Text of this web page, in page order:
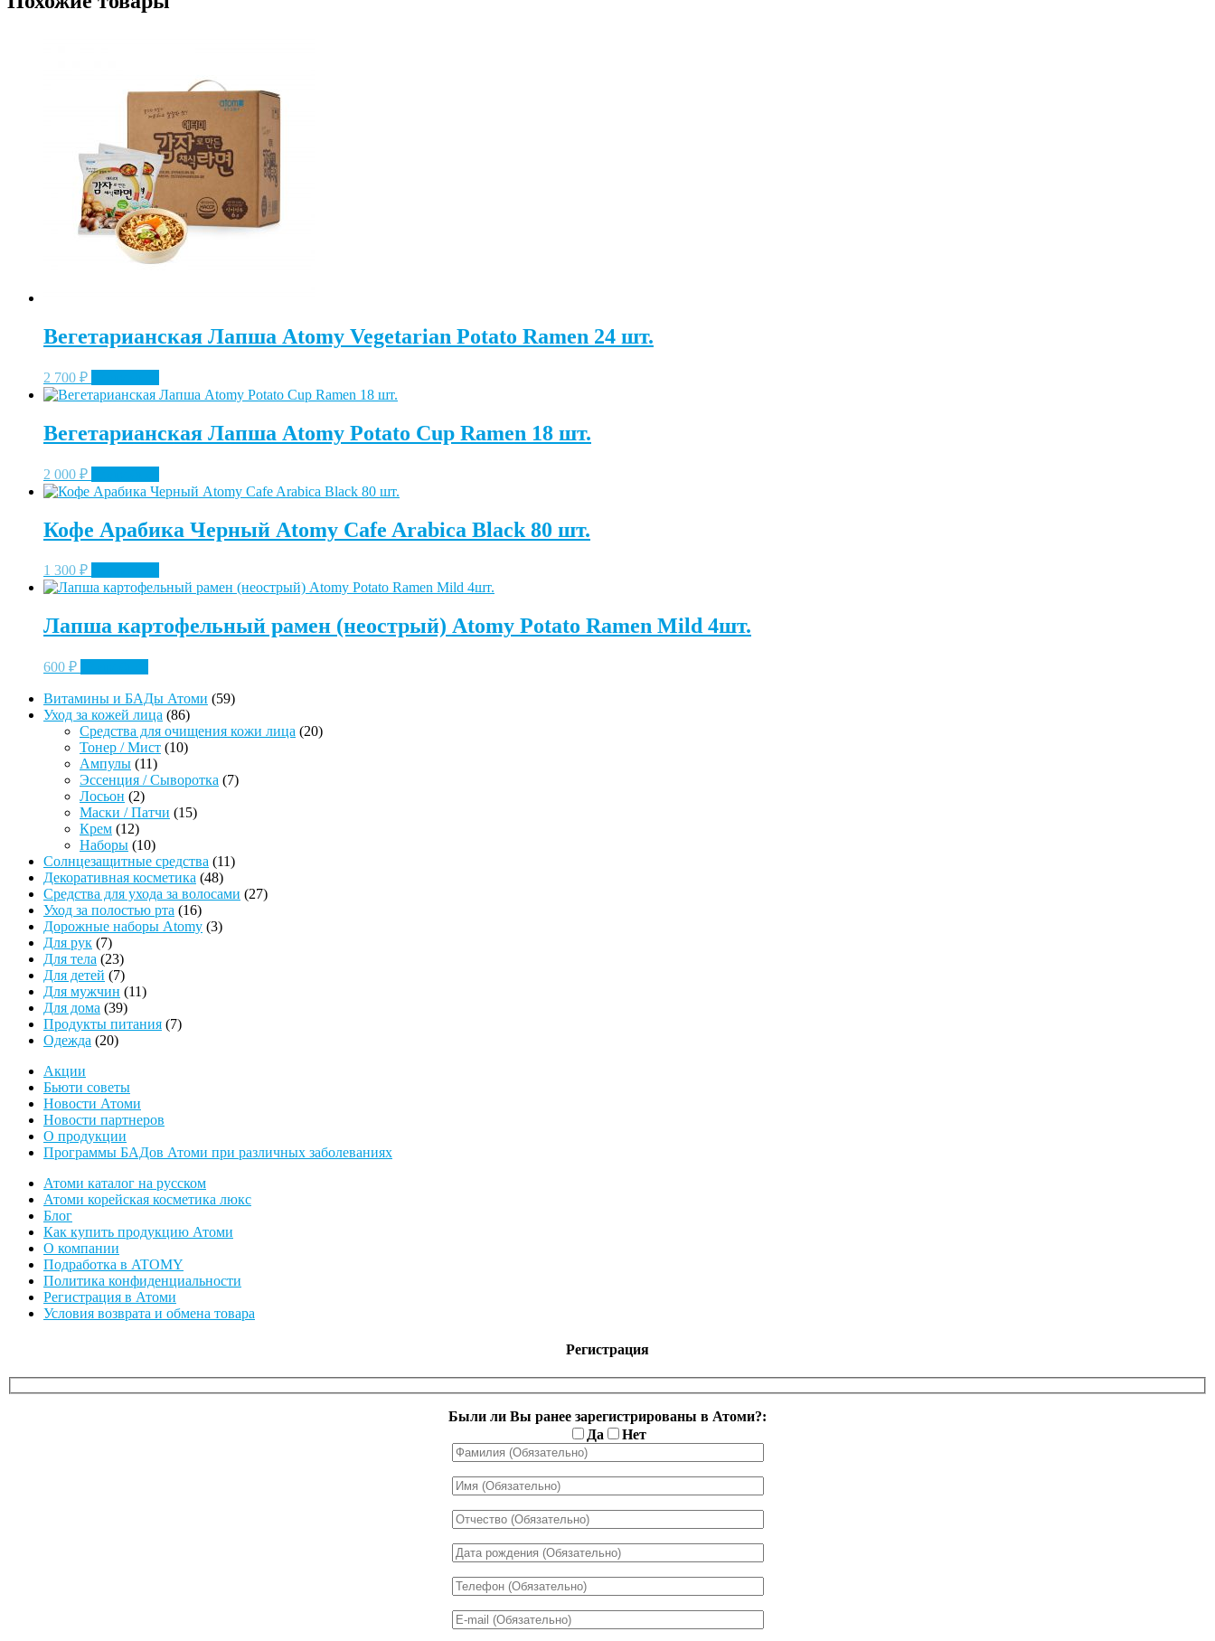
Вегетарианская Лапша Atomy Vegetarian Potato Ramen 24 шт.
2 700 ₽
Вегетарианская Лапша Atomy Potato Cup Ramen 18 шт.
2 000 ₽
Кофе Арабика Черный Atomy Cafe Arabica Black 80 шт.
1 300 ₽
Лапша картофельный рамен (неострый) Atomy Potato Ramen Mild 4шт.
600 ₽
Витамины и БАДы Атоми 5959
Уход за кожей лица 8686
товаров
Средства для очищения кожи лица 2020
Тонер / Мист 1010
Ампулы 1111
товаров
Эссенция / Сыворотка 77
Лосьон 22
товара
Маски / Патчи 1515
Крем 1212
товаров
Наборы 1010
товаров
Солнцезащитные средства 1111
Декоративная косметика 4848
товаров
Средства для ухода за волосами 2727
Уход за полостью рта 1616
товаров
Дорожные наборы Atomy 33
Для рук 77
товаров
Для тела 2323
товара
Для детей 77
товаров
Для мужчин 1111
Для дома 3939
товаров
Продукты питания 77
Одежда 2020
Акции
Бьюти советы
Новости Атоми
Новости партнеров
О продукции
Программы БАДов Атоми при различных заболеваниях
Атоми каталог на русском
Атоми корейская косметика люкс
Блог
Как купить продукцию Атоми
О компании
Подработка в ATOMY
Политика конфиденциальности
Регистрация в Атоми
Условия возврата и обмена товара
Регистрация
Были ли Вы ранее зарегистрированы в Атоми?:
Да
Нет